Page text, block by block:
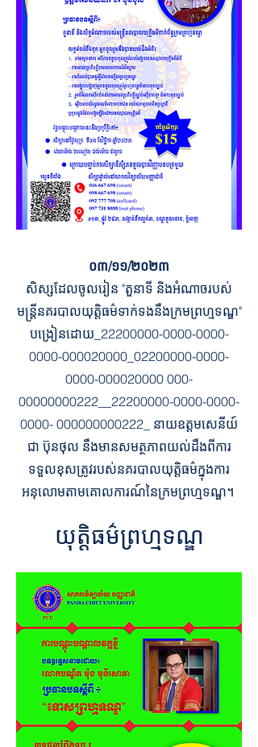
០៣/១១/២០២៣
សិស្សដែលចូលរៀន "តួនាទី និងអំណាចរបស់
មន្ត្រីនគរបាលយុត្តិធម៌ទាក់ទងនឹងក្រមព្រហ្មទណ្ឌ"
បង្រៀនដោយ​_22200000-0000-0000-
0000-000020000_02200000-0000-
0000-000020000 000-
00000000222__22200000-0000-0000-
0000- 000000000222_ នាយឧត្តមសេនីយ៍
ជា ប៊ុនថុល នឹងមានសមត្ថភាពយល់ដឹងពីការ
ទទួលខុសត្រូវរបស់នគរបាលយុត្តិធម៌ក្នុងការ
អនុលោមតាមគោលការណ៍នៃក្រមព្រហ្មទណ្ឌ។
យុត្តិធម៌ព្រហ្មទណ្ឌ